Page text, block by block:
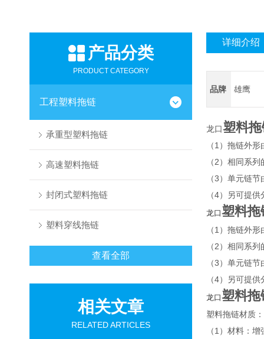
产品分类
PRODUCT CATEGORY
工程塑料拖链
承重型塑料拖链
高速塑料拖链
封闭式塑料拖链
塑料穿线拖链
查看全部
相关文章
RELATED ARTICLES
详细介绍
品牌 雄鹰
龙口塑料
（1）拖链外
（2）相同系
（3）单元链
（4）另可提
龙口塑料拖
（1）拖链外
（2）相同系
（3）单元链
（4）另可提
龙口塑料拖
塑料拖链材质：
（1）材料：